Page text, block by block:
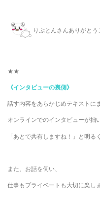
りぷとんさんありがとう
★★
《インタビューの裏側》
話す内容をあらかじめテキストに
オンラインでのインタビューが拙
「あとで共有しますね！」と明る
また、お話を伺い、
仕事もプライベートも大切に楽し